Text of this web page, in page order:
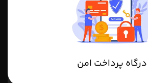
درگاه پرداخت امن